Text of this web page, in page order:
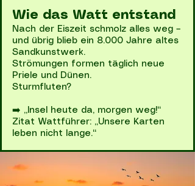
Wie das Watt entstand
Nach der Eiszeit schmolz alles weg –
und übrig blieb ein 8.000 Jahre altes
Sandkunstwerk.
Strömungen formen täglich neue
Priele und Dünen.
Sturmfluten?
➡️ „Insel heute da, morgen weg!“
Zitat Wattführer: „Unsere Karten
leben nicht lange.“